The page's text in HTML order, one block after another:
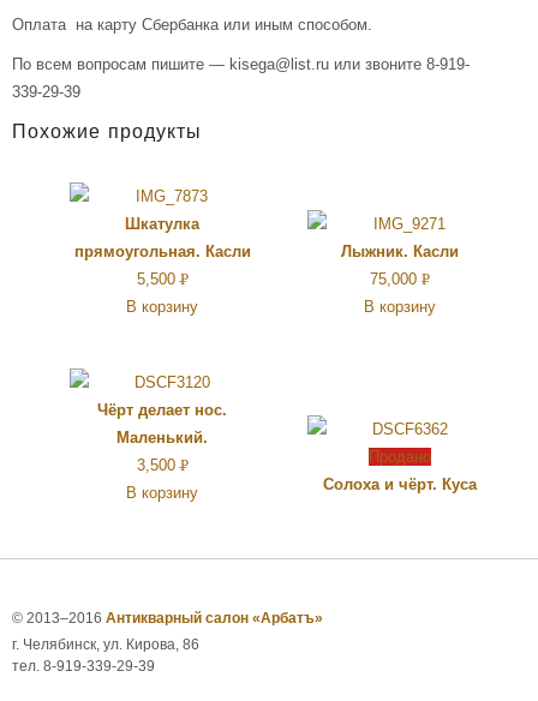
Оплата на карту Сбербанка или иным способом.
По всем вопросам пишите — kisega@list.ru или звоните 8-919-
339-29-39
Похожие продукты
Шкатулка
прямоугольная. Касли
5,500Р
УБ.
В корзину
Лыжник. Касли
75,000 Р
УБ.
В корзину
Чёрт делает нос.
Маленький.
3,500Р
УБ.
В корзину
Продано
Солоха и чёрт. Куса
© 2013–2016 Антикварный салон «Арбатъ»
г. Челябинск, ул. Кирова, 86
тел. 8-919-339-29-39